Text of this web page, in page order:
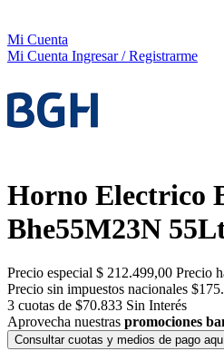
Mi Cuenta
Mi Cuenta Ingresar / Registrarme
Horno Electrico
Bhe55M23N
Precio especial $ 212.499,00 Precio
Precio sin impuestos nacionales
3 cuotas de $70.833 Sin Interés
Aprovecha nuestras promociones
Consultar cuotas y medios de pago